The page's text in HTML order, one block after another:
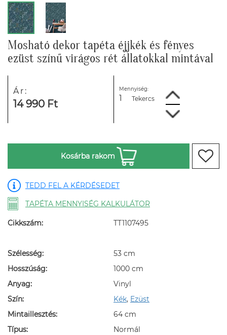
Mosható dekor tapéta éjjkék és fényes
ezüst színű virágos rét állatokkal mintával
Ár:
14 990 Ft
Mennyiség:
Tekercs
Kosárba rakom
TEDD FEL A KÉRDÉSEDET
TAPÉTA MENNYISÉG KALKULÁTOR
Cikkszám: TT1107495
Szélesség:
53 cm
Hosszúság:
1000 cm
Anyag:
Vinyl
Szín:
Kék, Ezüst
Mintaillesztés:
64 cm
Típus:
Normál